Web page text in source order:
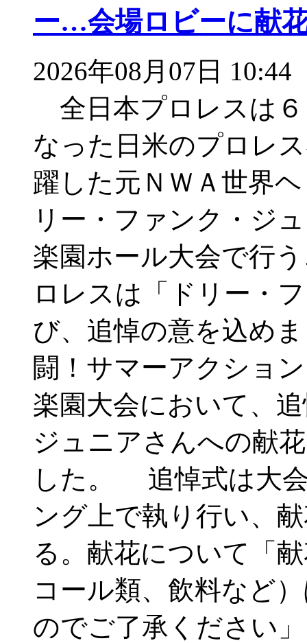
ー…会場ロビーに献
2026年08月07日 10:44
全日本プロレスは６
なった日米のプロレ
躍した元ＮＷＡ世界
リー・ファンク・ジ
楽園ホール大会で行
ロレスは「ドリー・
び、追悼の意を込め
闘！サマーアクショ
楽園大会において、
ジュニアさんへの献
した。 追悼式は大
ング上で執り行い、
る。献花について「
コール類、飲料など
のでご了承ください